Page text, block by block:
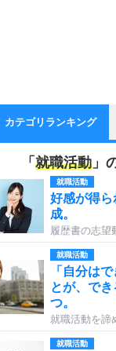
カテゴリランキング
「 就職活動 」
就職活動
好感が得
成。
履歴書の志望
就職活動
「自分は
とが、で
つ。
就職活動を諦
就職活動